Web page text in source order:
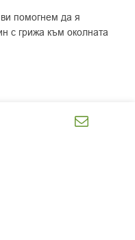
помогнем да я
с грижа към околната
1186, България